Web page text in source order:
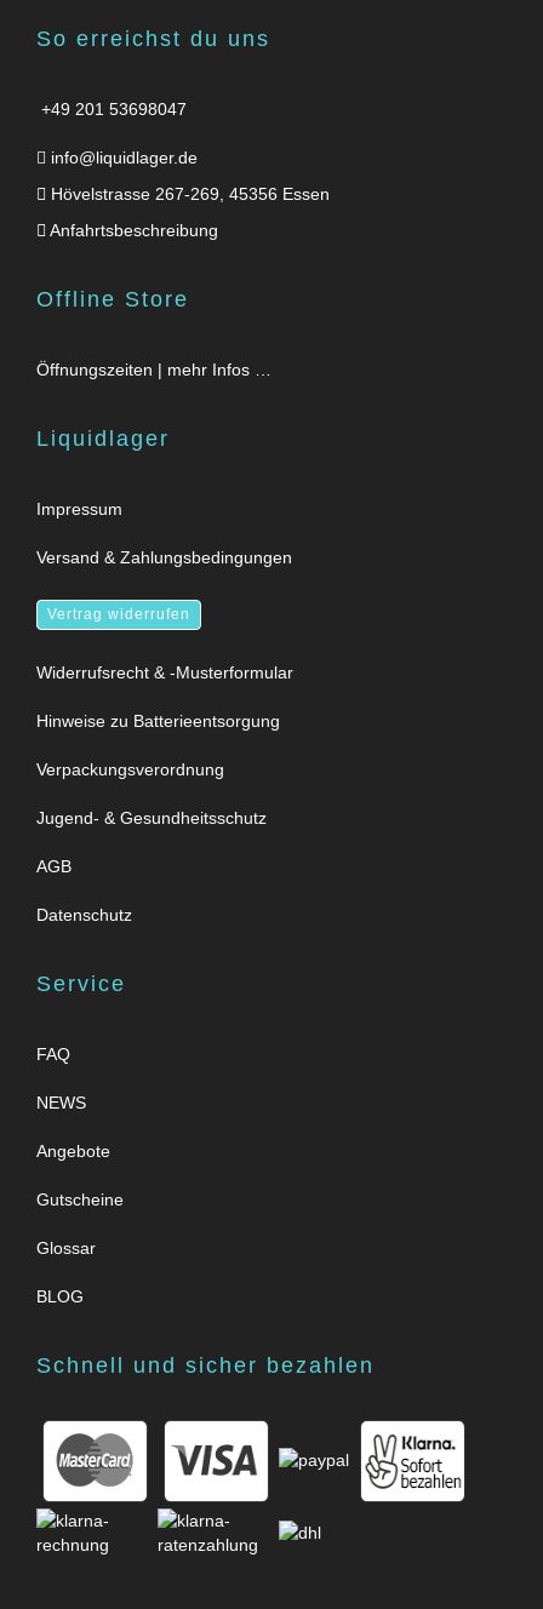
So erreichst du uns
+49 201 53698047
info@liquidlager.de
Hövelstrasse 267-269, 45356 Essen
Anfahrtsbeschreibung
Offline Store
Öffnungszeiten | mehr Infos …
Liquidlager
Impressum
Versand & Zahlungsbedingungen
Vertrag widerrufen
Widerrufsrecht & -Musterformular
Hinweise zu Batterieentsorgung
Verpackungsverordnung
Jugend- & Gesundheitsschutz
AGB
Datenschutz
Service
FAQ
NEWS
Angebote
Gutscheine
Glossar
BLOG
Schnell und sicher bezahlen